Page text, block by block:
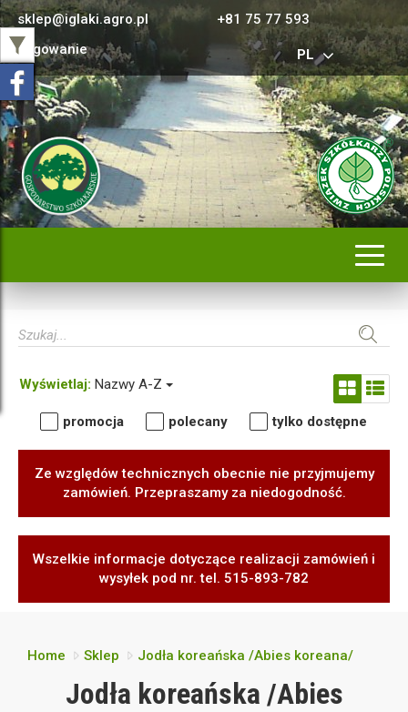
sklep@iglaki.agro.pl
+81 75 77 593
Logowanie
PL
Wyświetlaj: Nazwy A-Z
promocja polecany tylko dostępne
Ze względów technicznych obecnie nie przyjmujemy
zamówień. Przepraszamy za niedogodność.
Wszelkie informacje dotyczące realizacji zamówień i
wysyłek pod nr. tel. 515-893-782
Home Sklep Jodła koreańska /Abies koreana/
Jodła koreańska /Abies